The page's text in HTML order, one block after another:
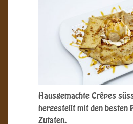
Hausgemachte Crêpes
hergestellt mit den besten
Zutaten.